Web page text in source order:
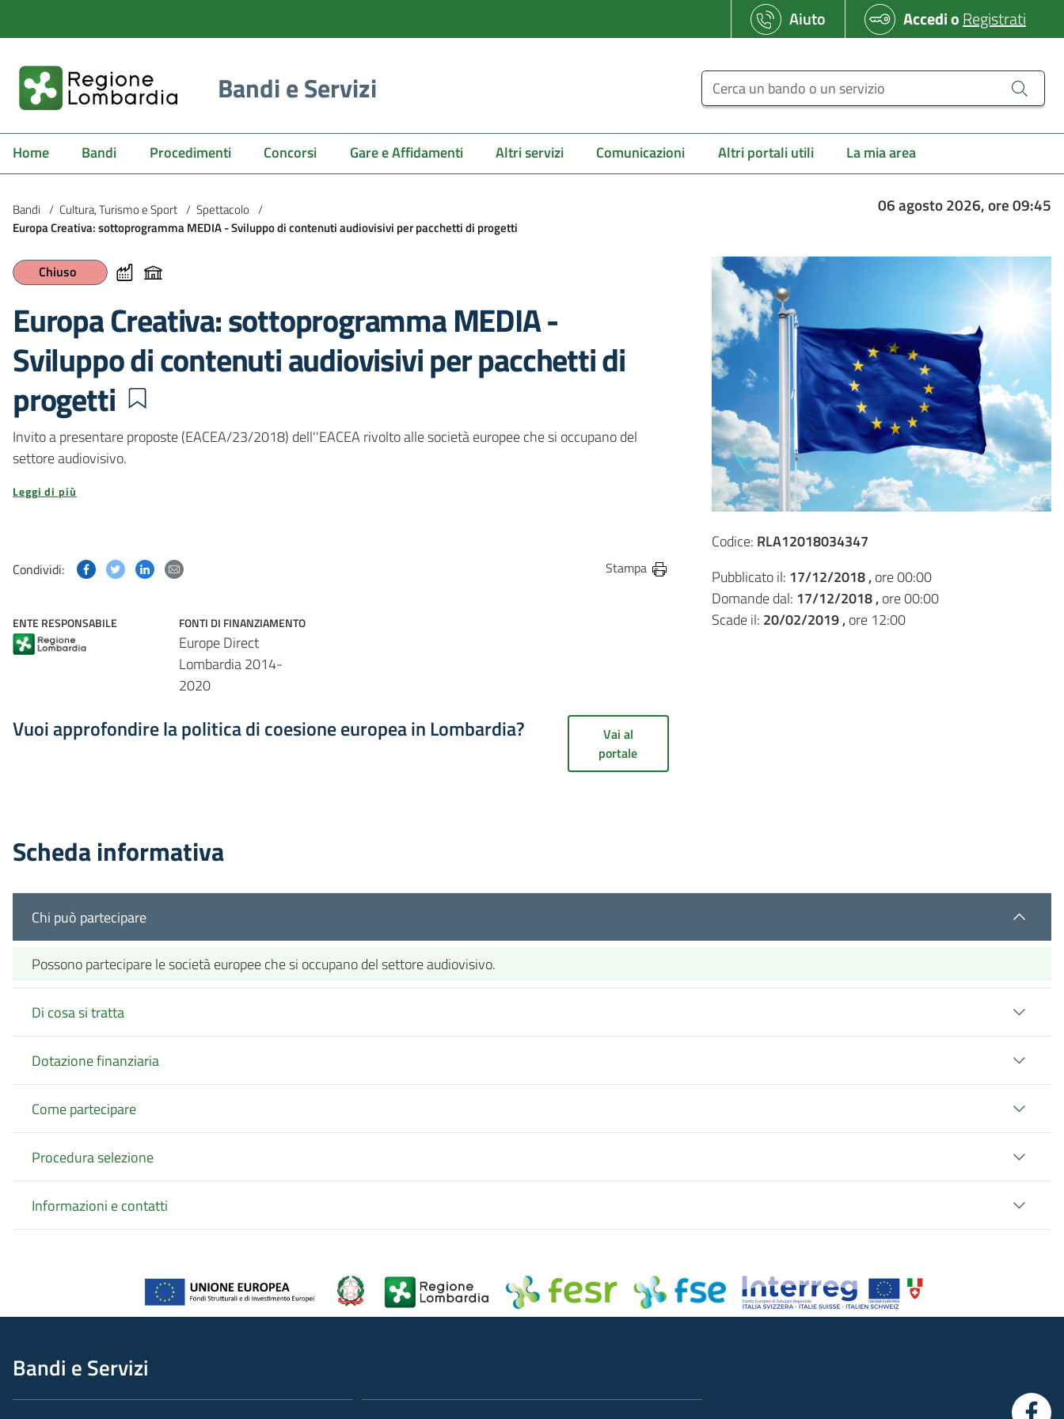
Aiuto AccedioRegistrati
Bandi e Servizi Cerca un bando o un servizio
Home Bandi Procedimenti Concorsi Gare e Affidamenti Altri servizi Comunicazioni Altri portali utili La mia area
Bandi / Cultura, Turismo e Sport / Spettacolo /
Europa Creativa: sottoprogramma MEDIA - Sviluppo di contenuti audiovisivi per pacchetti di progetti
06 agosto 2026, ore 09:45
Chiuso
Europa Creativa: sottoprogramma MEDIA -
Sviluppo di contenuti audiovisivi per pacchetti di
progetti
Invito a presentare proposte (EACEA/23/2018) dell''EACEA rivolto alle società europee che si occupano del
settore audiovisivo.
Leggi di più
Condividi: Condividi questa pagina su Facebook
Condividi questa pagina su Twitter
Condividi questa pagina su Linkedin Stampa
ENTE RESPONSABILE FONTI DI FINANZIAMENTO
Europe Direct
Lombardia 2014-
2020
Vuoi approfondire la politica di coesione europea in Lombardia?
Vai al
portale
Codice: RLA12018034347
Pubblicato il: 17/12/2018 ,ore 00:00
Domande dal: 17/12/2018 ,ore 00:00
Scade il: 20/02/2019 ,ore 12:00
Scheda informativa
Chi può partecipare
Possono partecipare le società europee che si occupano del settore audiovisivo.
Di cosa si tratta
Dotazione finanziaria
Come partecipare
Procedura selezione
Informazioni e contatti
Bandi e Servizi